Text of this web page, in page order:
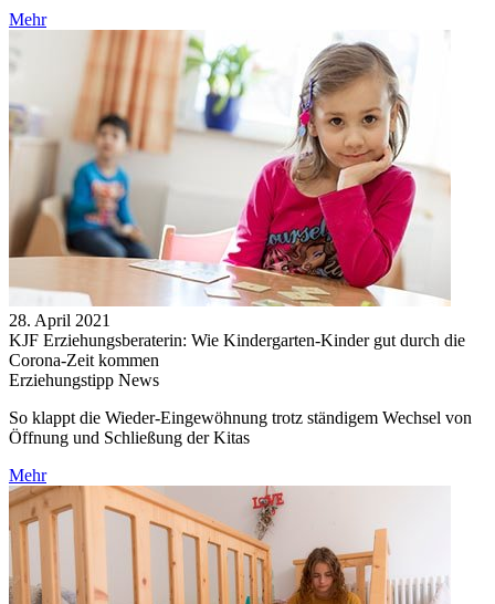
Mehr
28. April 2021
KJF Erziehungsberaterin: Wie Kindergarten-Kinder gut durch die
Corona-Zeit kommen
Erziehungstipp News
So klappt die Wieder-Eingewöhnung trotz ständigem Wechsel von
Öffnung und Schließung der Kitas
Mehr